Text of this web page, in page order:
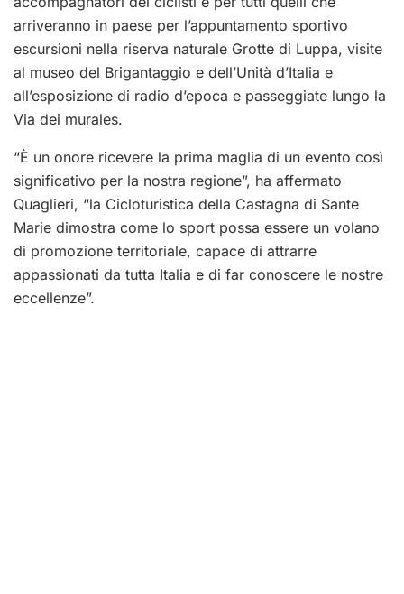
arriveranno in paese per l’appuntamento sportivo
escursioni nella riserva naturale Grotte di Luppa, visite
al museo del Brigantaggio e dell’Unità d’Italia e
all’esposizione di radio d’epoca e passeggiate lungo la
Via dei murales.
“È un onore ricevere la prima maglia di un evento così
significativo per la nostra regione”, ha affermato
Quaglieri, “la Cicloturistica della Castagna di Sante
Marie dimostra come lo sport possa essere un volano
di promozione territoriale, capace di attrarre
appassionati da tutta Italia e di far conoscere le nostre
eccellenze”.